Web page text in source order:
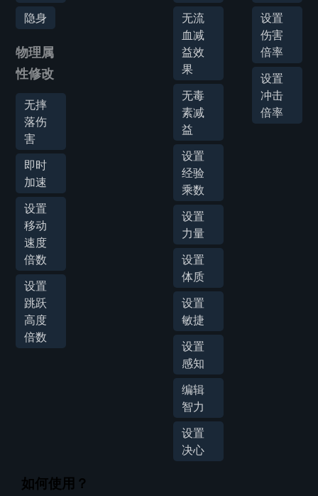
隐身
物理属
性修改
无摔
落伤
害
即时
加速
设置
移动
速度
倍数
设置
跳跃
高度
倍数
无流
血减
益效
果
无毒
素减
益
设置
经验
乘数
设置
力量
设置
体质
设置
敏捷
设置
感知
编辑
智力
设置
决心
设置
伤害
倍率
设置
冲击
倍率
如何使用？